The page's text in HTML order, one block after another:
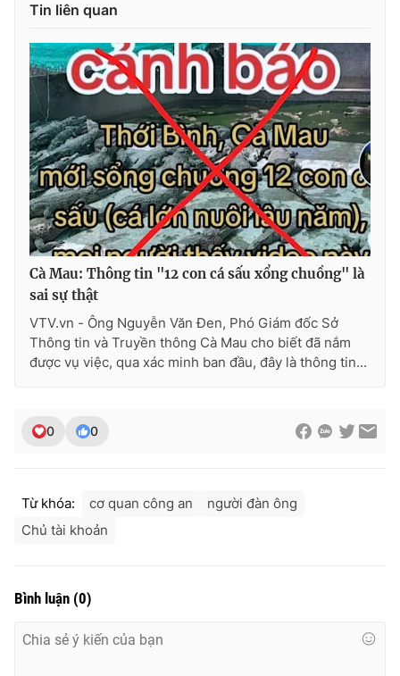
Photo
Video Shorts video
VTV Money VTV Thể thao
VTV Sức khoẻ Bất động sản
Thị trường 24h Tấm lòng Việt
VTV4 Vươn mình bằng AI
VTV9 VTV8
Liên hệ tòa soạn English
Cơ quan chủ quản:
Cơ quan báo chí:
Thời báo VTV
Tin liên quan
Cà Mau: Thông tin "12 con cá sấu xổng chuồng" là
sai sự thật
VTV.vn - Ông Nguyễn Văn Đen, Phó Giám đốc Sở
Thông tin và Truyền thông Cà Mau cho biết đã nắm
được vụ việc, qua xác minh ban đầu, đây là thông tin...
0 0
Từ khóa: cơ quan công an
người đàn ông
Chủ tài khoản
Bình luận (0)